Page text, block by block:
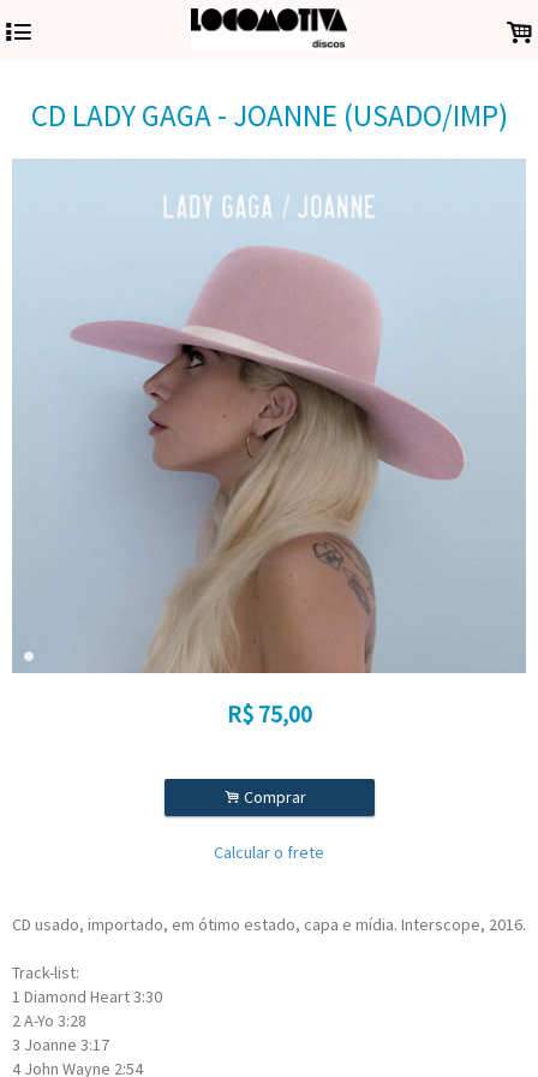
4 .
CD LADY GAGA - JOANNE (USADO/IMP)
R$ 75,00
. Comprar
Calcular o frete
CD usado, importado, em ótimo estado, capa e mídia. Interscope, 2016.
Track-list:
1 Diamond Heart3:30
2A-Yo 3:28
3 Joanne 3:17
4 John Wayne 2:54